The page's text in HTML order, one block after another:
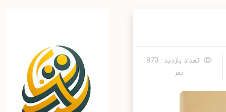
تعداد بازدید : 870
نفر